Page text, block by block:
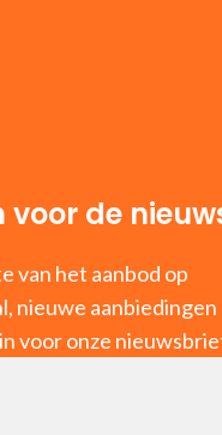
voor de
van het aanbod op
nieuwe aanbiedingen
voor onze